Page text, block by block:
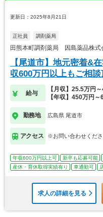
更新日：2025年8月21日
正社員 調剤薬局
田熊本町調剤薬局 因島薬品株式
【尾道市】地元密着&
収600万円以上もご相談
給与
【月収】25.5万円
【年収】450万円～
勤務地 広島県 尾道市
アクセス ※お問い合わせくだ
年収600万円以上可 新卒も応募可能
産休・育休取得実績有り
車通勤可
求人の詳細を見る